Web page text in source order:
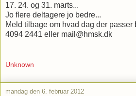
17. 24. og 31. marts...
Jo flere deltagere jo bedre...
Meld tilbage om hvad dag der passer
4094 2441 eller mail@hmsk.dk
Unknown
mandag den 6. februar 2012